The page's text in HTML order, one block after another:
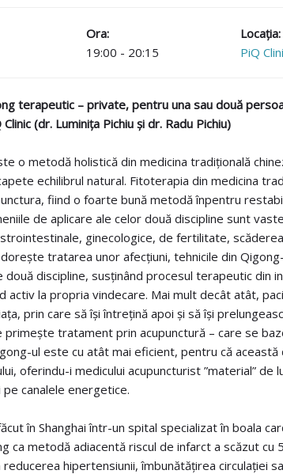
Ora:
19:00 - 20:15
Locaţia:
PiQ
terapeutic – private, pentru una sau două
(dr. Luminița Pichiu și dr. Radu Pichiu)
o metodă holistică din medicina tradițională
echilibrul natural. Fitoterapia din medicina
fiind o foarte bună metodă înpentru
de aplicare ale celor două discipline sunt
ginecologice, de fertilitate,
tratarea unor afecțiuni, tehnicile din
discipline, susținând procesul terapeutic din
activ la propria vindecare. Mai mult decât atât,
prin care să își întrețină apoi și să își
primește tratament prin acupunctură – care se
ul este cu atât mai eficient, pentru că această
oferindu-i medicului acupuncturist ”material” de
pe canalele energetice.
în Shanghai într-un spital specializat în boala
ca metodă adiacentă riscul de infarct a scăzut
hipertensiunii, îmbunătățirea circulației